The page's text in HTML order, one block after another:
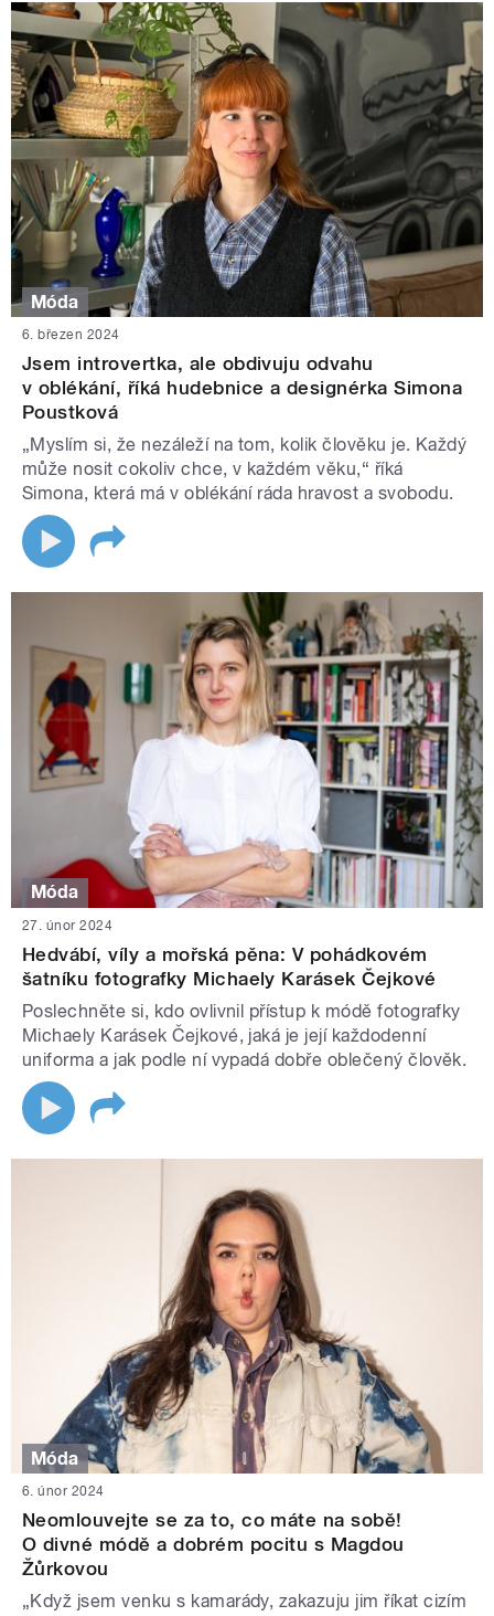
Móda
6. březen 2024
Jsem introvertka, ale obdivuju odvahu
v oblékání, říká hudebnice a designérka Simona
Poustková
„Myslím si, že nezáleží na tom, kolik člověku je. Každý
může nosit cokoliv chce, v každém věku,“ říká
Simona, která má v oblékání ráda hravost a svobodu.
Móda
27. únor 2024
Hedvábí, víly a mořská pěna: V pohádkovém
šatníku fotografky Michaely Karásek Čejkové
Poslechněte si, kdo ovlivnil přístup k módě fotografky
Michaely Karásek Čejkové, jaká je její každodenní
uniforma a jak podle ní vypadá dobře oblečený člověk.
Móda
6. únor 2024
Neomlouvejte se za to, co máte na sobě!
O divné módě a dobrém pocitu s Magdou
Žůrkovou
„Když jsem venku s kamarády, zakazuju jim říkat cizím